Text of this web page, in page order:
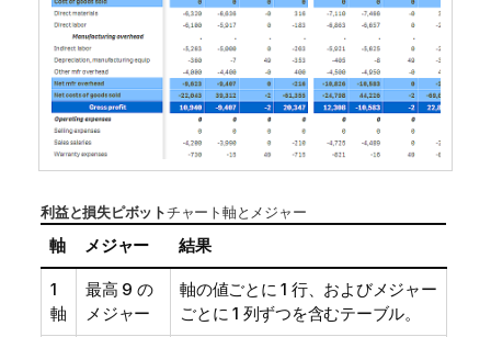
利益と損失ピボットチャート軸とメジャー
軸 メジャー 結果
1
軸
最高 9 の
メジャー
軸の値ごとに 1 行、およびメジャー
ごとに 1 列ずつを含むテーブル。